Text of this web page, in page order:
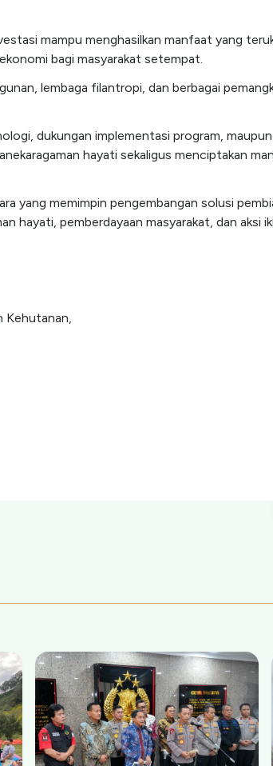
mampu menghasilkan manfaat yang
bagi masyarakat setempat.
lembaga filantropi, dan berbagai
dukungan implementasi program,
hayati sekaligus menciptakan
yang memimpin pengembangan solusi
hayati, pemberdayaan masyarakat, dan aksi
Kehutanan,